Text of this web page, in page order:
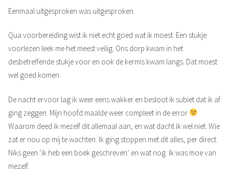
Eenmaal uitgesproken was uitgesproken.
Qua voorbereiding wist ik niet echt goed wat ik moest. Een stukje
voorlezen leek me het meest veilig. Ons dorp kwam in het
desbetreffende stukje voor en ook de kermis kwam langs. Dat moest
wel goed komen.
De nacht ervoor lag ik weer eens wakker en besloot ik subiet dat ik af
ging zeggen. Mijn hoofd maalde weer compleet in de error
Waarom deed ik mezelf dit allemaal aan, en wat dacht ik wel niet. Wie
zat er nou op mij te wachten. Ik ging stoppen met dit alles, per direct.
Niks geen ‘ik heb een boek geschreven’ en wat nog. Ik was moe van
mezelf.